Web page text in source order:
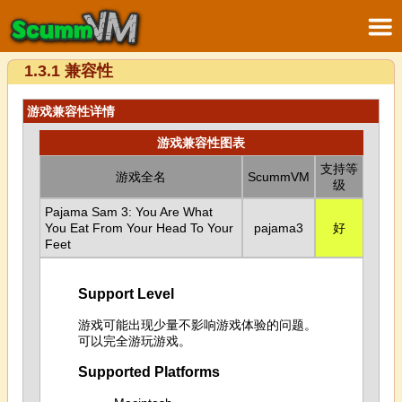
1.3.1 兼容性
游戏兼容性详情
游戏兼容性图表
游戏全名 ScummVM
支持等
级
Pajama Sam 3: You Are What
You Eat From Your Head To Your
Feet
pajama3 好
Support Level
游戏可能出现少量不影响游戏体验的问题。
可以完全游玩游戏。
Supported Platforms